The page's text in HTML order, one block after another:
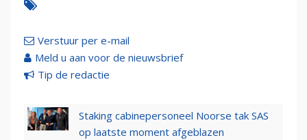
Verstuur per e-mail
Meld u aan voor de nieuwsbrief
Tip de redactie
Staking cabinepersoneel Noorse tak SAS
op laatste moment afgeblazen